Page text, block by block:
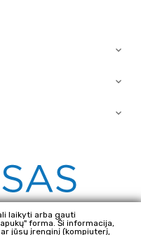



laikyti arba gauti
forma. Ši informacija,
jūsų įrenginį (kompiuterį,